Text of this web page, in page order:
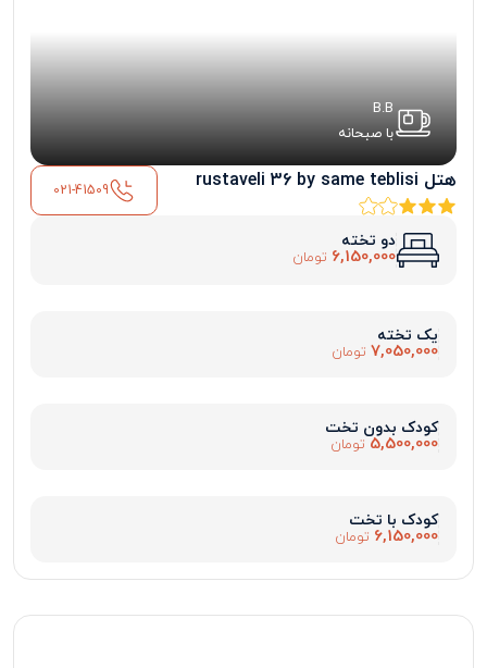
B.B
با صبحانه
هتل rustaveli 36 by same teblisi 021-41509
دو تخته
6,150,000 تومان
یک تخته
7,050,000 تومان
کودک بدون تخت
5,500,000 تومان
کودک با تخت
6,150,000 تومان